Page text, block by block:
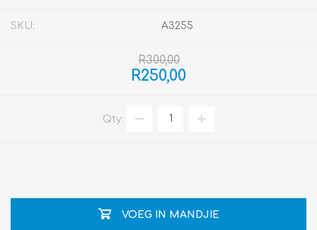
SKU: A3255
R300,00
R250,00
Qty:
VOEG IN MANDJIE